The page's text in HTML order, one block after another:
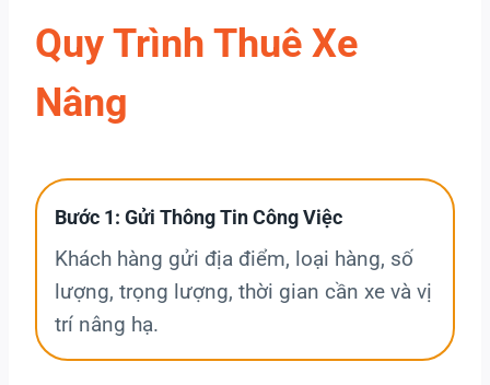
Quy Trình Thuê Xe
Nâng
Bước 1: Gửi Thông Tin Công Việc
Khách hàng gửi địa điểm, loại hàng, số
lượng, trọng lượng, thời gian cần xe và vị
trí nâng hạ.